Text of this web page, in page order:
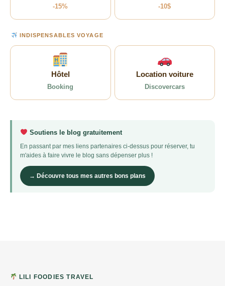
-15% -10$
INDISPENSABLES VOYAGE
Hôtel
Booking
Location voiture
Discovercars
Soutiens le blog gratuitement
En passant par mes liens partenaires ci-dessus pour réserver, tu
m'aides à faire vivre le blog sans dépenser plus !
→ Découvre tous mes autres bons plans
LILI FOODIES TRAVEL